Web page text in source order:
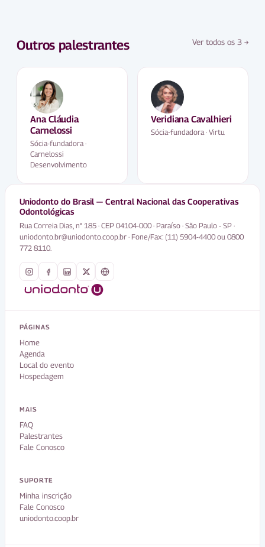
Outros palestrantes Ver todos os 3 →
Ana Cláudia
Carnelossi
Sócia-fundadora ·
Carnelossi
Desenvolvimento
Veridiana Cavalhieri
Sócia-fundadora · Virtu
Uniodonto do Brasil — Central Nacional das Cooperativas
Odontológicas
Rua Correia Dias, n° 185 · CEP 04104-000 · Paraíso · São Paulo - SP ·
uniodonto.br@uniodonto.coop.br · Fone/Fax: (11) 5904-4400 ou 0800
772 8110.
PÁGINAS
Home
Agenda
Local do evento
Hospedagem
MAIS
FAQ
Palestrantes
Fale Conosco
SUPORTE
Minha inscrição
Fale Conosco
uniodonto.coop.br